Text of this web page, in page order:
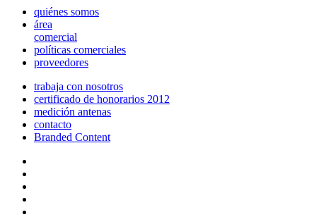
quiénes somos
área
comercial
políticas comerciales
proveedores
trabaja con nosotros
certificado de honorarios 2012
medición antenas
contacto
Branded Content